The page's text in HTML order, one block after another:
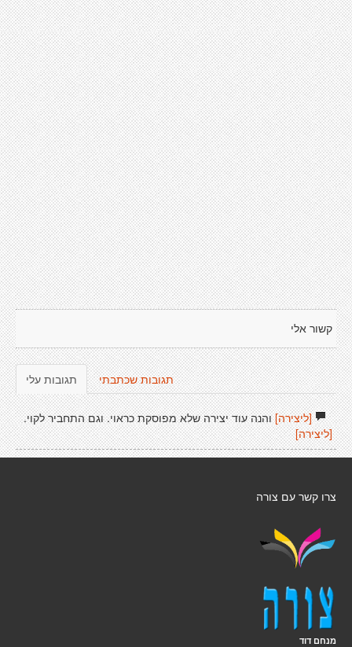
קשור אלי
תגובות עלי תגובות שכתבתי
[ליצירה]והנה עוד יצירה שלא מפוסקת כראוי. וגם התחביר לקוי.
[ליצירה]
צרו קשר עם צורה
מנחם דוד